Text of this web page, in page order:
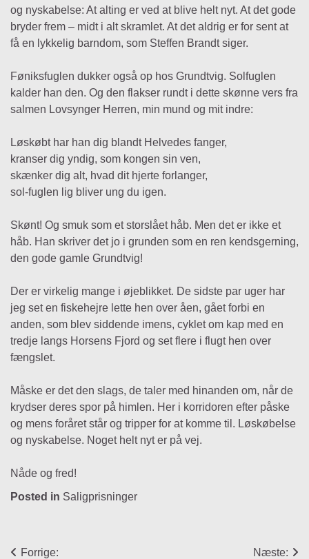
og nyskabelse: At alting er ved at blive helt nyt. At det gode
bryder frem – midt i alt skramlet. At det aldrig er for sent at
få en lykkelig barndom, som Steffen Brandt siger.
Føniksfuglen dukker også op hos Grundtvig. Solfuglen
kalder han den. Og den flakser rundt i dette skønne vers fra
salmen Lovsynger Herren, min mund og mit indre:
Løskøbt har han dig blandt Helvedes fanger,
kranser dig yndig, som kongen sin ven,
skænker dig alt, hvad dit hjerte forlanger,
sol-fuglen lig bliver ung du igen.
Skønt! Og smuk som et storslået håb. Men det er ikke et
håb. Han skriver det jo i grunden som en ren kendsgerning,
den gode gamle Grundtvig!
Der er virkelig mange i øjeblikket. De sidste par uger har
jeg set en fiskehejre lette hen over åen, gået forbi en
anden, som blev siddende imens, cyklet om kap med en
tredje langs Horsens Fjord og set flere i flugt hen over
fængslet.
Måske er det den slags, de taler med hinanden om, når de
krydser deres spor på himlen. Her i korridoren efter påske
og mens foråret står og tripper for at komme til. Løskøbelse
og nyskabelse. Noget helt nyt er på vej.
Nåde og fred!
Posted in Saligprisninger
Indlægsnavigation
Forrige: Næste: